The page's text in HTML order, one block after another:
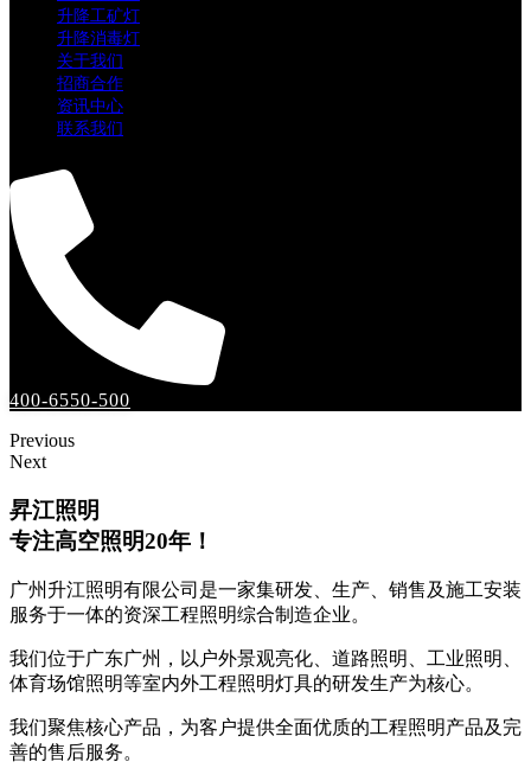
升降工矿灯
升降消毒灯
关于我们
招商合作
资讯中心
联系我们
400-6550-500
Previous
Next
昇江照明
专注高空照明20年！
广州升江照明有限公司是一家集研发、生产、销售及施工安装
服务于一体的资深工程照明综合制造企业。
我们位于广东广州，以户外景观亮化、道路照明、工业照明、
体育场馆照明等室内外工程照明灯具的研发生产为核心。
我们聚焦核心产品，为客户提供全面优质的工程照明产品及完
善的售后服务。